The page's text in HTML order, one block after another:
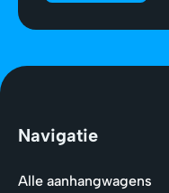
Navigatie
Alle aanhangwagens